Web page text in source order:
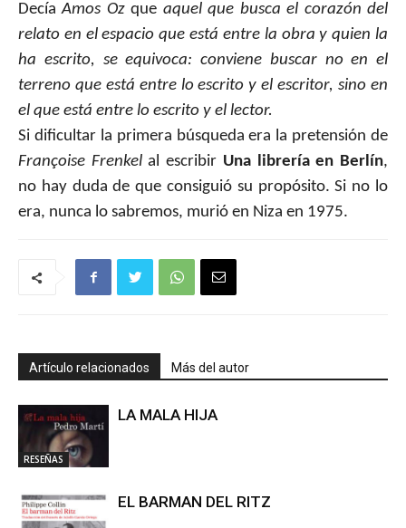
DecíaAmos Ozque aquel que busca el corazón del
relato en el espacio que está entre la obra y quien la
ha escrito, se equivoca: conviene buscar no en el
terreno que está entre lo escrito y el escritor, sino en
el que está entre lo escrito y el lector.
Si dificultar la primera búsqueda era la pretensión de
Françoise Frenkelal escribir Una librería en Berlín,
no hay duda de que consiguió su propósito. Si no lo
era, nunca lo sabremos, murió en Niza en 1975.
Artículo relacionados Más del autor
RESEÑAS
LA MALA HIJA
EL BARMAN DEL RITZ